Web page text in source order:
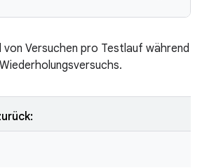
von Versuchen pro Testlauf während